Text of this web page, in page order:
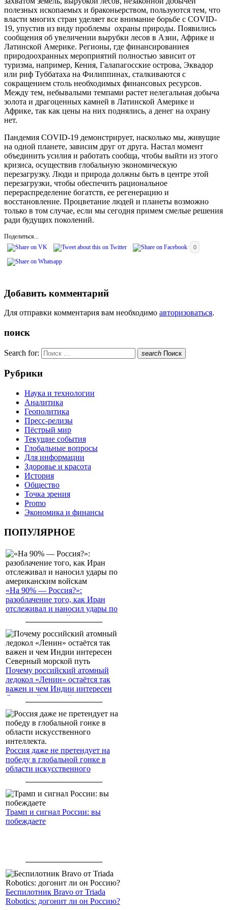
полезных ископаемых и браконьерством, пользуются тем, что
власти многих стран уделяет все внимание борьбе с COVID-
19, упустив из виду проблемы охраны природы. Появились
сообщения об увеличении вырубки лесов в Азии, Африке и
Латинской Америке. Регионы, где финансированиея
природоохранных мероприятий полностью зависит от
туризма, например, Кения, Галапагосские острова, Эквадор
или риф Туббатаха на Филиппинах, сталкиваются с
сокращением столь необходимых финансовых ресурсов.
Между тем, небывалыми темпами растет нелегальная добыча
золота и драгоценных камней в Латинской Америке и
Африке, так как цены на них поднялись, а денег на охрану
нет.
Пандемия COVID-19 демонстрирует, насколько мы, живущие
на одной планете, зависим друг от друга. Настал момент
объединить усилия и работать сообща, чтобы выйти из этого
кризиса, осуществив глобальную экономическую
перезагрузку. Люди и природа должны быть в центре этой
перезагрузки, чтобы обеспечить рациональное
перераспределение богатств, ее регенерацию и
восстановление. Процветание людей и планеты возможно
только в том случае, если мы сегодня примем смелые решения
ради будущих поколений.
Поделиться...
0
Добавить комментарий
Для отправки комментария вам необходимо авторизоваться.
поиск
Search for: search Поиск
Рубрики
Наука и технологии
Аналитика
Геополитика
Пресс-релизы
Пёстрый мир
Текущие события
Глобальные вопросы
Для информации
Здоровье и красота
История
Общество
Точка зрения
Promo
Экономика и финансы
ПОПУЛЯРНОЕ
«На 90% — Россия?»:
разоблачение того, как Иран
отслеживал и наносил удары по
американским войскам
Почему российский атомный
ледокол «Ленин» остаётся так
важен и чем Индии интересен
Северный морской путь
Россия даже не претендует на
победу в глобальной гонке в
области искусственного
Трамп и сигнал России: вы
побеждаете
Беспилотник Bravo от Triada
Robotics: догонит ли он Россию?